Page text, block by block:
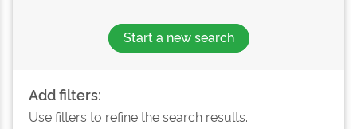
Start a new search
Add filters:
Use filters to refine the search results.